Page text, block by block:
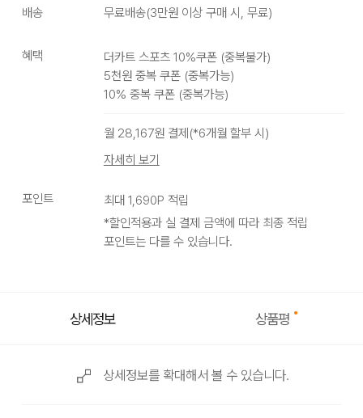
배송 무료배송(3만원 이상 구매 시, 무료)
혜택 더카트 스포츠 10%쿠폰(중복불가)
5천원 중복 쿠폰(중복가능)
10% 중복 쿠폰(중복가능)
월 28,167원 결제(*6개월 할부 시)
자세히 보기
포인트 최대 1,690P 적립
*할인적용과 실 결제 금액에 따라 최종 적립
포인트는 다를 수 있습니다.
상세정보 상품평
상세정보를 확대해서 볼 수 있습니다.